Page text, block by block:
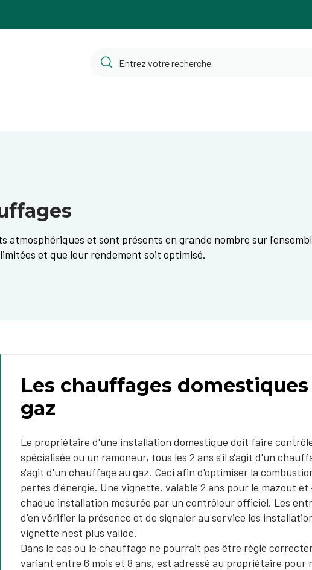
atmosphériques et sont présents en grande nombre sur
et que leur rendement soit optimisé.
Les chauffages
gaz
Le propriétaire d'une installation domestique doit faire
spécialisée ou un ramoneur, tous les 2 ans s'il s'agit d'un
s'agit d'un chauffage au gaz. Ceci afin d'optimiser la
pertes d'énergie. Une vignette, valable 2 ans pour le mazout
chaque installation mesurée par un contrôleur officiel. Les
d'en vérifier la présence et de signaler au service les
vignette n'est plus valide.
Dans le cas où le chauffage ne pourrait pas être réglé
variant entre 6 mois et 8 ans, est adressé au propriétaire